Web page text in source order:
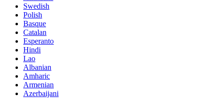
Swedish
Polish
Basque
Catalan
Esperanto
Hindi
Lao
Albanian
Amharic
Armenian
Azerbaijani